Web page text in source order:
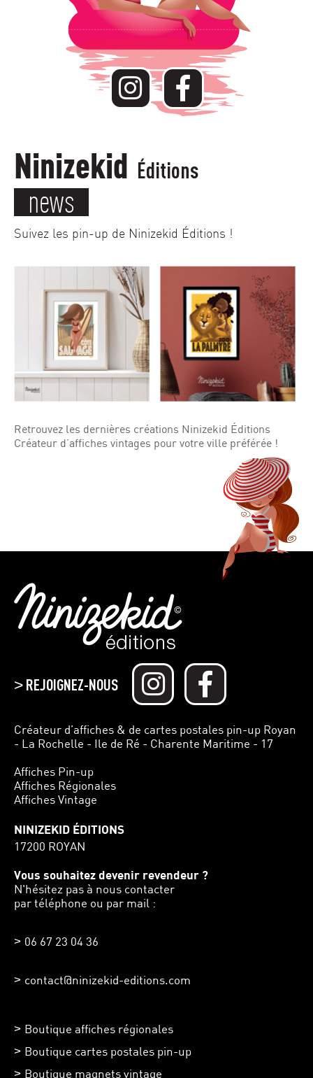
Ninizekid Éditions
news
Suivez les pin-up de Ninizekid Éditions !
Retrouvez les dernières créations Ninizekid Éditions
Créateur d’affiches vintages pour votre ville préférée !
>REJOIGNEZ-NOUS
Créateur d’affiches & de cartes postales pin-up Royan
- La Rochelle - Ile de Ré - Charente Maritime - 17
Affiches Pin-up
Affiches Régionales
Affiches Vintage
NINIZEKID ÉDITIONS
17200 ROYAN
Vous souhaitez devenir revendeur ?
N'hésitez pas à nous contacter
par téléphone ou par mail :
06 67 23 04 36
contact@ninizekid-editions.com
Boutique affiches régionales
Boutique cartes postales pin-up
Boutique magnets vintage